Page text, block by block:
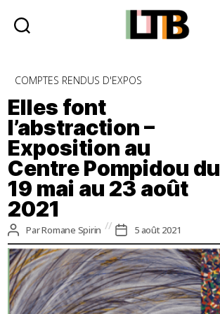
Catégories
COMPTES RENDUS D'EXPOS
Elles font
l’abstraction –
Exposition au
Centre Pompidou du
19 mai au 23 août
2021
Auteur
de
l’article
ParRomane Spirin
Date
de
l’article
5 août 2021